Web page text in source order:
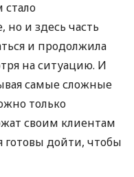
и здесь часть
и продолжила
на ситуацию. И
самые сложные
только
своим клиентам
готовы дойти, чтобы